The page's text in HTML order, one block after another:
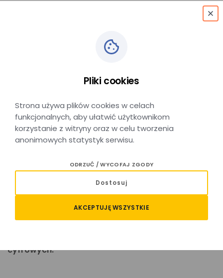
Koleje Małopolskie
partnerem IV edycji
hackathonu
Kościuszkon
DATA DODANIA: 11 MAJA 2026
Za nami IV edycja hackathonu Kościuszkon —
wydarzenia skupiającego studentów, pasjonatów
nowych technologii oraz osoby zainteresowane
cyfrowych.
Pliki cookies
Strona używa plików cookies w celach
funkcjonalnych, aby ułatwić użytkownikom
korzystanie z witryny oraz w celu tworzenia
anonimowych statystyk serwisu.
ODRZUĆ / WYCOFAJ ZGODY
Dostosuj
AKCEPTUJĘ WSZYSTKIE